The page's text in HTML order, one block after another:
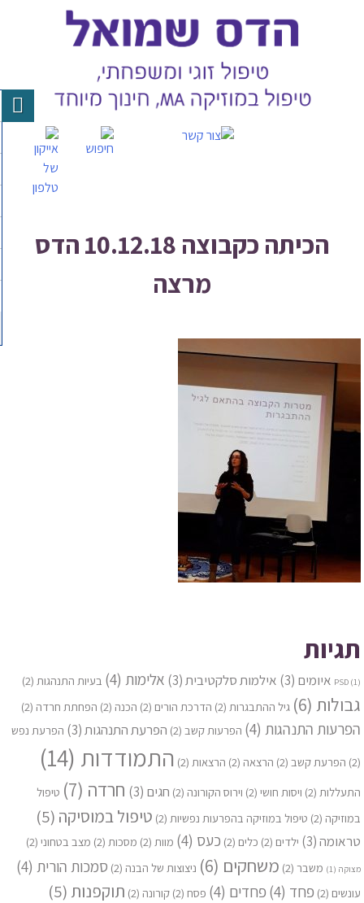
הכיתה כקבוצה 10.12.18 הדס
מרצה
תגיות
PSD(1) איומים (3) אילמות סלקטיבית(3) אלימות (4) בעיות התנהגות (2)
גבולות (6) גיל ההתבגרות (2) הדרכת הורים (2) הכנה (2) הפחתת חרדה (2)
הפרעות התנהגות (4) הפרעות קשב (2) הפרעת התנהגות(3) הפרעת נפש
(2) הפרעת קשב (2) הרצאה (2) הרצאות (2) התמודדות (14)
התעללות (2) ויסות חושי (2) וירוס הקורונה (2) חגים (3) חרדה (7)
טיפול
במוזיקה (2) טיפול במוזיקה בהפרעות נפשיות (2) טיפול במוסיקה (5)
טראומה(3) ילדים (2) כלים (2) כעס (4) מוות (2) מסכות (2) מצב בטחוני (2)
מצוקה (1) משבר (2) משחקים (6) ניצוצות של הבנה (2) סמכות הורית (4)
עונשים (2) פחד (4) פחדים (4) פסח (2) קורונה (2) תוקפנות (5)